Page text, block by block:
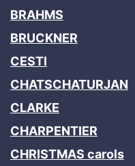
BRAHMS
BRUCKNER
CESTI
CHATSCHATURJAN
CLARKE
CHARPENTIER
CHRISTMAS carols